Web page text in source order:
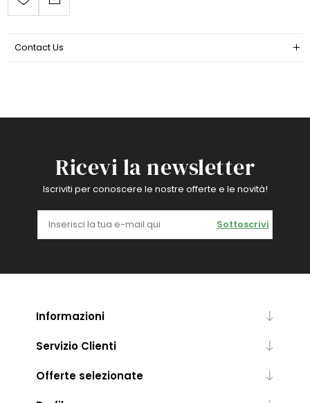
Contact Us
Ricevi la newsletter
Iscriviti per conoscere le nostre offerte e le novità!
Sottoscrivi
Informazioni
Servizio Clienti
Offerte selezionate